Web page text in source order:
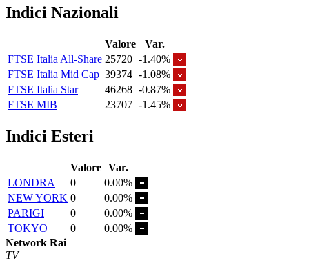
Indici Nazionali
Valore
Var.
FTSE Italia All-Share 25720 -1.40%
FTSE Italia Mid Cap 39374 -1.08%
FTSE Italia Star
46268 -0.87%
FTSE MIB
23707 -1.45%
Indici Esteri
Valore Var.
LONDRA
0
0.00%
NEW YORK 0
0.00%
PARIGI
0
0.00%
TOKYO
0
0.00%
Network Rai
TV